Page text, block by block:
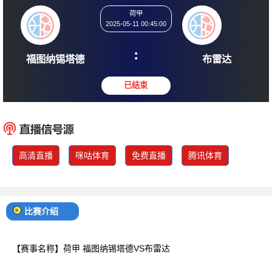
福图纳锡塔德
2025-05-11 00:45:00
: 布
高清直播 咪咕体育 免费直播 腾讯体育
比赛介绍
【赛事名称】 荷甲 福图纳锡塔德VS布雷达